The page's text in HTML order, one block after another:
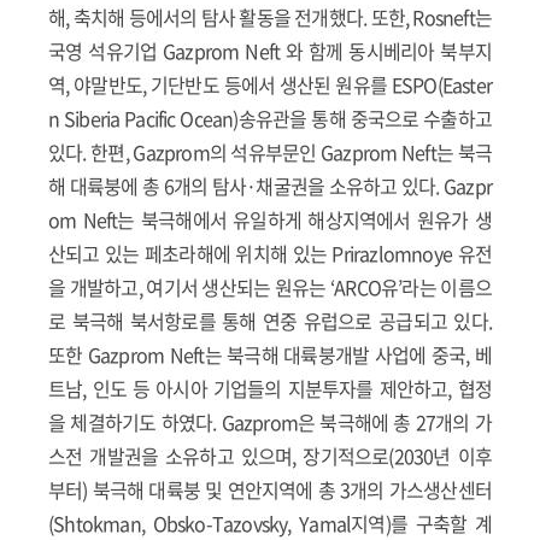
해, 축치해 등에서의 탐사 활동을 전개했다. 또한, Rosneft는
국영 석유기업 Gazprom Neft 와 함께 동시베리아 북부지
역, 야말반도, 기단반도 등에서 생산된 원유를 ESPO(Easter
n Siberia Pacific Ocean)송유관을 통해 중국으로 수출하고
있다. 한편, Gazprom의 석유부문인 Gazprom Neft는 북극
해 대륙붕에 총 6개의 탐사·채굴권을 소유하고 있다. Gazpr
om Neft는 북극해에서 유일하게 해상지역에서 원유가 생
산되고 있는 페초라해에 위치해 있는 Prirazlomnoye 유전
을 개발하고, 여기서 생산되는 원유는 ‘ARCO유’라는 이름으
로 북극해 북서항로를 통해 연중 유럽으로 공급되고 있다.
또한 Gazprom Neft는 북극해 대륙붕개발 사업에 중국, 베
트남, 인도 등 아시아 기업들의 지분투자를 제안하고, 협정
을 체결하기도 하였다. Gazprom은 북극해에 총 27개의 가
스전 개발권을 소유하고 있으며, 장기적으로(2030년 이후
부터) 북극해 대륙붕 및 연안지역에 총 3개의 가스생산센터
(Shtokman, Obsko-Tazovsky, Yamal지역)를 구축할 계